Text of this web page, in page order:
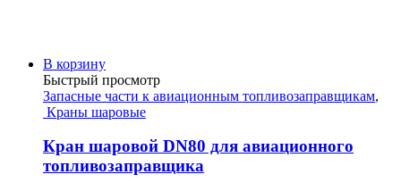
В корзину
Быстрый просмотр
Запасные части к авиационным топливозаправщикам,
Краны шаровые
Кран шаровой DN80 для авиационного
топливозаправщика